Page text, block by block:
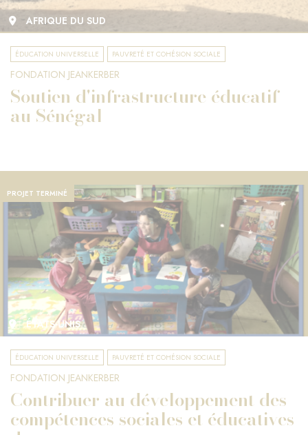
AFRIQUE DU SUD
ÉDUCATION UNIVERSELLE PAUVRETÉ ET COHÉSION SOCIALE
FONDATION JEANKERBER
Soutien d'infrastructure éducatif
au Sénégal
PROJET TERMINÉ
ÉTATS-UNIS
ÉDUCATION UNIVERSELLE PAUVRETÉ ET COHÉSION SOCIALE
FONDATION JEANKERBER
Contribuer au développement des
compétences sociales et éducatives